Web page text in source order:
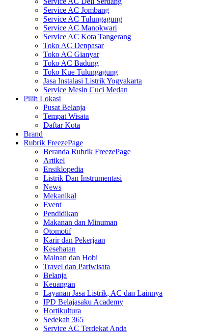
Service AC Jombang
Service AC Tulungagung
Service AC Manokwari
Service AC Kota Tangerang
Toko AC Denpasar
Toko AC Gianyar
Toko AC Badung
Toko Kue Tulungagung
Jasa Instalasi Listrik Yogyakarta
Service Mesin Cuci Medan
Pilih Lokasi
Pusat Belanja
Tempat Wisata
Daftar Kota
Brand
Rubrik FreezePage
Beranda Rubrik FreezePage
Artikel
Ensiklopedia
Listrik Dan Instrumentasi
News
Mekanikal
Event
Pendidikan
Makanan dan Minuman
Otomotif
Karir dan Pekerjaan
Kesehatan
Mainan dan Hobi
Travel dan Pariwisata
Belanja
Keuangan
Layanan Jasa Listrik, AC dan Lainnya
IPD Belajasaku Academy
Hortikultura
Sedekah 365
Service AC Terdekat Anda